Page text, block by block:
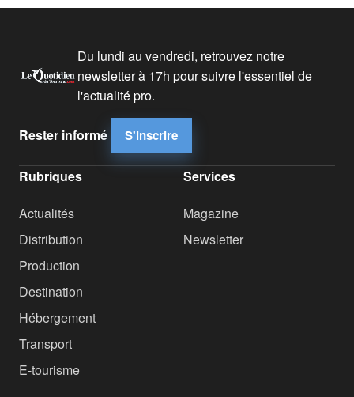
Du lundi au vendredi, retrouvez notre
newsletter à 17h pour suivre l'essentiel de
l'actualité pro.
Rester informé S'inscrire
Rubriques
Actualités
Distribution
Production
Destination
Hébergement
Transport
E-tourisme
Services
Magazine
Newsletter